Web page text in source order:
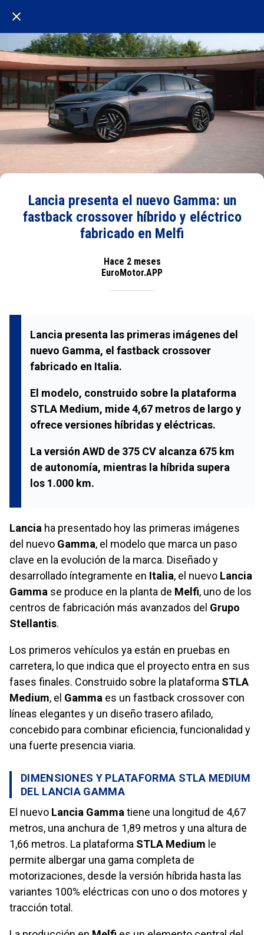
Lancia presenta el nuevo Gamma: un
fastback crossover híbrido y eléctrico
fabricado en Melfi
Hace 2 meses
EuroMotor.APP
Lancia presenta las primeras imágenes del
nuevo Gamma, el fastback crossover
fabricado en Italia.
El modelo, construido sobre la plataforma
STLA Medium, mide 4,67 metros de largo y
ofrece versiones híbridas y eléctricas.
La versión AWD de 375 CV alcanza 675 km
de autonomía, mientras la híbrida supera
los 1.000 km.
Lancia ha presentado hoy las primeras imágenes
del nuevo Gamma, el modelo que marca un paso
clave en la evolución de la marca. Diseñado y
desarrollado íntegramente en Italia, el nuevo Lancia
Gamma se produce en la planta de Melfi, uno de los
centros de fabricación más avanzados del Grupo
Stellantis.
Los primeros vehículos ya están en pruebas en
carretera, lo que indica que el proyecto entra en sus
fases finales. Construido sobre la plataforma STLA
Medium, el Gamma es un fastback crossover con
líneas elegantes y un diseño trasero afilado,
concebido para combinar eficiencia, funcionalidad y
una fuerte presencia viaria.
DIMENSIONES Y PLATAFORMA STLA MEDIUM
DEL LANCIA GAMMA
El nuevo Lancia Gamma tiene una longitud de 4,67
metros, una anchura de 1,89 metros y una altura de
1,66 metros. La plataforma STLA Medium le
permite albergar una gama completa de
motorizaciones, desde la versión híbrida hasta las
variantes 100% eléctricas con uno o dos motores y
tracción total.